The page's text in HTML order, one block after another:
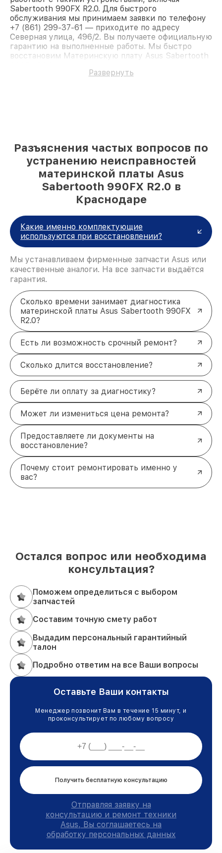
Sabertooth 990FX R2.0. Для быстрого
обслуживания мы принимаем заявки по телефону
+7 (861) 299-37-61 — приходите по адресу
Северная улица, 496/2. Вы получаете официальную
гарантию на выполненные работы. Мы быстро
восстановим Материнскую плату Asus Sabertooth
Развернуть
Разъяснения частых вопросов по
устранению неисправностей
материнской платы Asus
Sabertooth 990FX R2.0 в
Краснодаре
Какие именно комплектующие
используются при восстановлении?
Мы устанавливаем фирменные запчасти Asus или
качественные аналоги. На все запчасти выдаётся
гарантия.
Сколько времени занимает диагностика
материнской платы Asus Sabertooth 990FX
R2.0?
Есть ли возможность срочный ремонт?
Сколько длится восстановление?
Берёте ли оплату за диагностику?
Может ли измениться цена ремонта?
Предоставляете ли документы на
восстановление?
Почему стоит ремонтировать именно у
вас?
Остался вопрос или необходима
консультация?
Поможем определиться с выбором
запчастей
Составим точную смету работ
Выдадим персональный гарантийный
талон
Подробно ответим на все Ваши вопросы
Оставьте Ваши контакты
Менеджер позвонит Вам в течение 15 минут, и
проконсультирует по любому вопросу
Получить бесплатную консультацию
Отправляя заявку на
консультацию и ремонт техники
Asus, Вы соглашаетесь на
обработку персональных данных